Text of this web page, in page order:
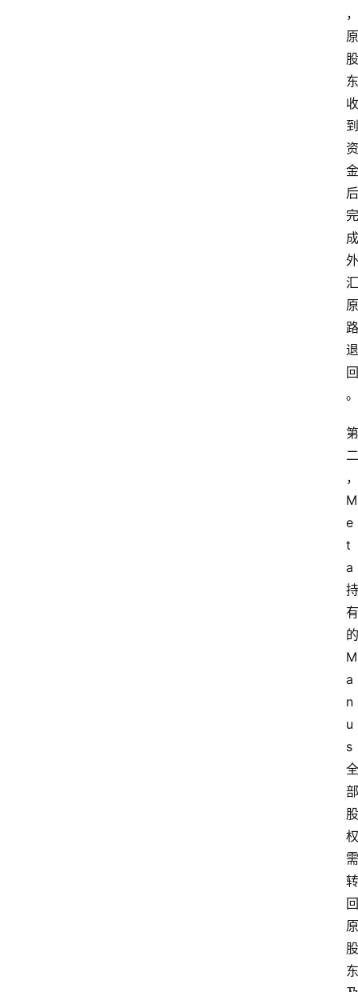
，
原
股
东
收
到
资
金
后
完
成
外
汇
原
路
退
回
。
第
二
，
M
e
t
a
持
有
的
M
a
n
u
s
全
部
股
权
需
转
回
原
股
东